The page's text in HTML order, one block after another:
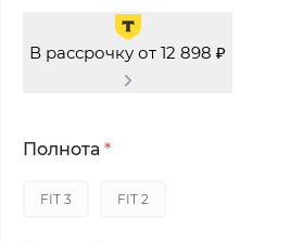
В рассрочку от 12 898 ₽
Полнота *
FIT 3 FIT 2